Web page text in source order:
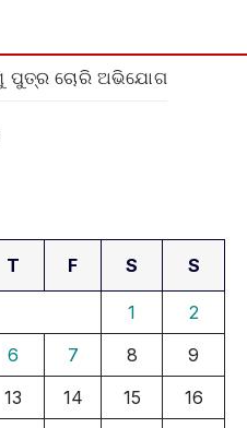
ପୁତ୍ର ଚୋରି ଅଭିଯୋଗ
T F S S
1
2
6 7 8
9
13 14 15
16